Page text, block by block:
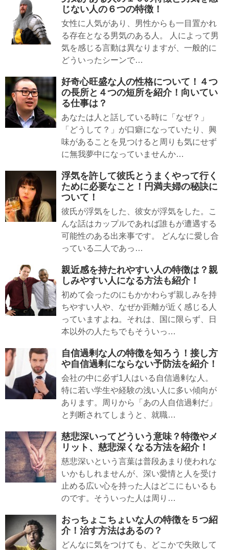
じない人の６つの特徴！
女性に人気があり、男性からも一目置かれ
る存在となる男気のある人。 人によって男
気を感じる言動は異なりますが、一般的に
どういったシーンで…
好奇心旺盛な人の性格について！４つ
の長所と４つの短所を紹介！向いてい
る仕事は？
あなたは人と話している時に「なぜ？」
「どうして？」が口癖になっていたり、興
味があることを見つけると周りも気にせず
に無我夢中になっていませんか…
浮気を許して彼氏とうまくやって行く
ために必要なこと！円満夫婦の秘訣に
ついて！
彼氏が浮気をした、彼女が浮気をした。こ
んな話はカップルであれば誰もが遭遇する
可能性のある出来事です。 どんなに愛し合
っている二人であっ…
親近感を持たれやすい人の特徴は？親
しみやすい人になる方法も紹介！
初めて会ったのにもかかわらず親しみを持
ちやすい人や、なぜか距離が近く感じる人
っていますよね。それは、国に限らず、日
本以外の人たちでもそういっ…
自信過剰な人の特徴を知ろう！接し方
や自信過剰にならない予防法を紹介！
会社の中に必ず1人はいる自信過剰な人。
特に若い学生や経験の浅い人に多い傾向が
あります。周りから「あの人自信過剰だ」
と判断されてしまうと、就職…
慈悲深いってどういう意味？特徴やメ
リット、慈悲深くなる方法を紹介！
慈悲深いという言葉は普段あまり使われな
いかもしれませんが、深い愛情と人を受け
止める広い心を持った人はどこにもいるも
のです。そういった人は周り…
おっちょこちょいな人の特徴を５つ紹
介！治す方法はあるの？
どんなに気をつけても、どこかで失敗して